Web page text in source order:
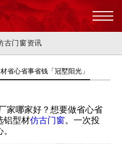
古门窗资讯
省心省事省钱「冠墅阳光」
家哪家好？想要做省心省
铝型材仿古门窗。一次投